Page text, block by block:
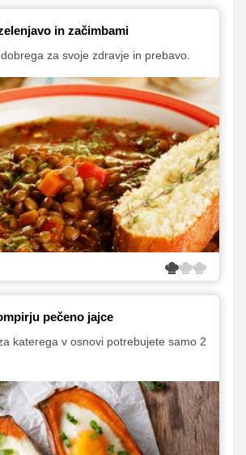
in začimbami
za svoje zdravje in prebavo.
pečeno jajce
katerega v osnovi potrebujete samo 2